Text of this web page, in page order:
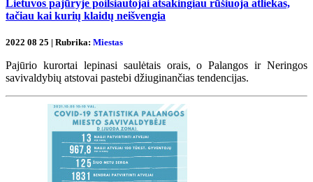
Lietuvos pajūryje poilsiautojai atsakingiau rūšiuoja atliekas,
tačiau kai kurių klaidų neišvengia
2022 08 25 | Rubrika: Miestas
Pajūrio kurortai lepinasi saulėtais orais, o Palangos ir Neringos
savivaldybių atstovai pastebi džiuginančias tendencijas.